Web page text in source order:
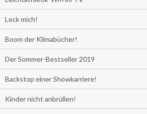
Leck mich!
Boom der Klimabücher!
Der Sommer-Bestseller 2019
Backstop einer Showkarriere!
Kinder nicht anbrüllen!